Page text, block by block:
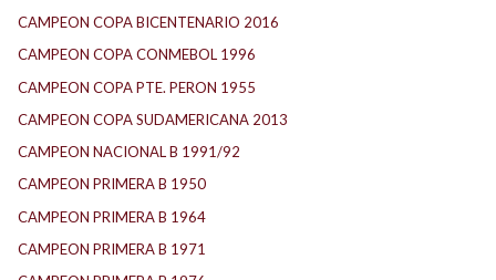
CAMPEON COPA BICENTENARIO 2016
CAMPEON COPA CONMEBOL 1996
CAMPEON COPA PTE. PERON 1955
CAMPEON COPA SUDAMERICANA 2013
CAMPEON NACIONAL B 1991/92
CAMPEON PRIMERA B 1950
CAMPEON PRIMERA B 1964
CAMPEON PRIMERA B 1971